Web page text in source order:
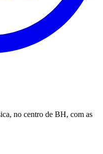
no centro de BH, com as